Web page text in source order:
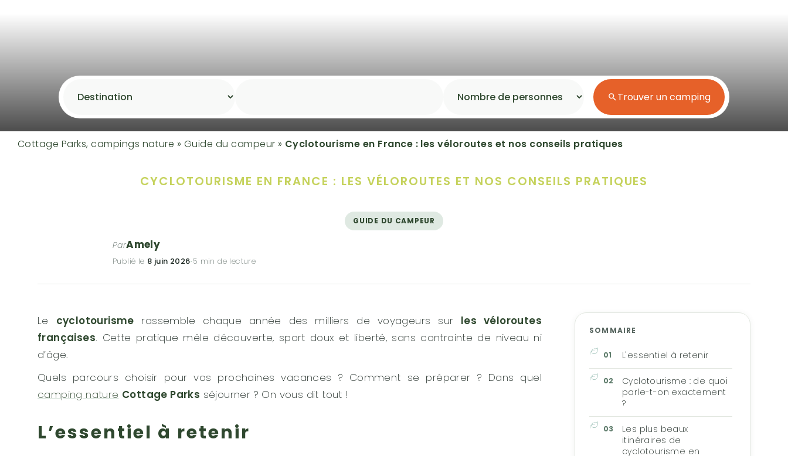
Séjour en bord de mer
Séjour nature
Trouver un camping
Cottage Parks, campings nature » Guide du campeur » Cyclotourisme en France : les véloroutes et nos conseils pratiques
CYCLOTOURISME EN FRANCE : LES VÉLOROUTES ET NOS CONSEILS PRATIQUES
GUIDE DU CAMPEUR
ParAmely
Publié le 8 juin 2026·5 min de lecture
Le cyclotourisme rassemble chaque année des milliers de voyageurs sur les véloroutes
françaises. Cette pratique mêle découverte, sport doux et liberté, sans contrainte de niveau ni
d’âge.
Quels parcours choisir pour vos prochaines vacances ? Comment se préparer ? Dans quel
camping nature Cottage Parks séjourner ? On vous dit tout !
L’essentiel à retenir
SOMMAIRE
L'essentiel à retenir
Cyclotourisme : de quoi
parle-t-on exactement
?
Les plus beaux
itinéraires de
cyclotourisme en